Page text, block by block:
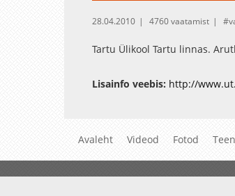
28.04.2010 4760 vaatamist
Tartu Ülikool Tartu linnas.
Lisainfo veebis: http://
Avaleht Videod Fotod